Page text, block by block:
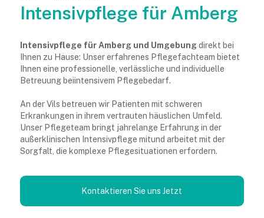
Intensivpflege für Amberg
Intensivpflege für Amberg und Umgebung direkt bei
Ihnen zu Hause: Unser erfahrenes Pflegefachteam bietet
Ihnen eine professionelle, verlässliche und individuelle
Betreuung beiintensivem Pflegebedarf.
An der Vils betreuen wir Patienten mit schweren
Erkrankungen in ihrem vertrauten häuslichen Umfeld.
Unser Pflegeteam bringt jahrelange Erfahrung in der
außerklinischen Intensivpflege mitund arbeitet mit der
Sorgfalt, die komplexe Pflegesituationen erfordern.
Kontaktieren Sie uns Jetzt